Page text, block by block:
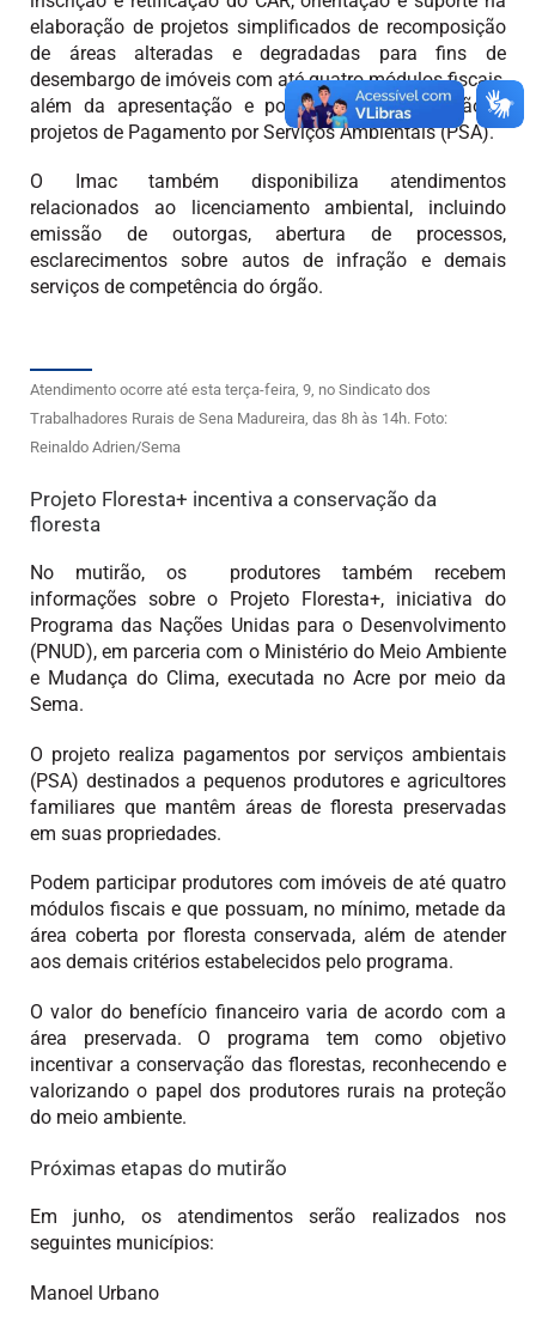
elaboração de projetos simplificados de recomposição
de áreas alteradas e degradadas para fins de
desembargo de imóveis com até quatro módulos fiscais,
além da apresentação e possibilidade de adesão a
projetos de Pagamento por Serviços Ambientais (PSA).
O Imac também disponibiliza atendimentos
relacionados ao licenciamento ambiental, incluindo
emissão de outorgas, abertura de processos,
esclarecimentos sobre autos de infração e demais
serviços de competência do órgão.
Atendimento ocorre até esta terça-feira, 9, no Sindicato dos
Trabalhadores Rurais de Sena Madureira, das 8h às 14h. Foto:
Reinaldo Adrien/Sema
Projeto Floresta+ incentiva a conservação da
floresta
No mutirão, os produtores também recebem
informações sobre o Projeto Floresta+, iniciativa do
Programa das Nações Unidas para o Desenvolvimento
(PNUD), em parceria com o Ministério do Meio Ambiente
e Mudança do Clima, executada no Acre por meio da
Sema.
O projeto realiza pagamentos por serviços ambientais
(PSA) destinados a pequenos produtores e agricultores
familiares que mantêm áreas de floresta preservadas
em suas propriedades.
Podem participar produtores com imóveis de até quatro
módulos fiscais e que possuam, no mínimo, metade da
área coberta por floresta conservada, além de atender
aos demais critérios estabelecidos pelo programa.
O valor do benefício financeiro varia de acordo com a
área preservada. O programa tem como objetivo
incentivar a conservação das florestas, reconhecendo e
valorizando o papel dos produtores rurais na proteção
do meio ambiente.
Próximas etapas do mutirão
Em junho, os atendimentos serão realizados nos
seguintes municípios:
Manoel Urbano